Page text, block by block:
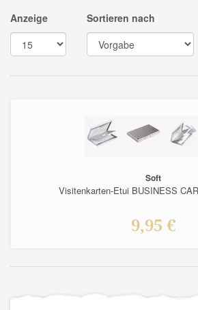
Anzeige Sortieren nach
Soft
Visitenkarten-Etui BUSINESS
9,95 €